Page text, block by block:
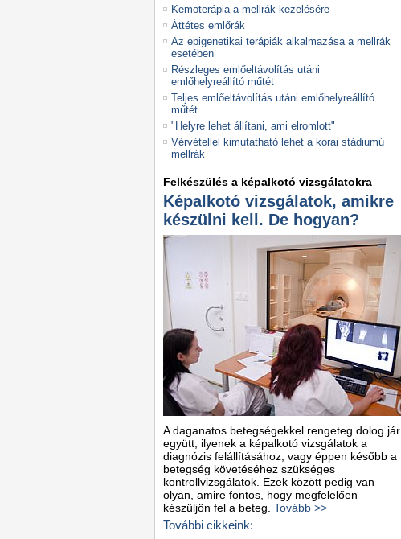
Kemoterápia a mellrák kezelésére
Áttétes emlőrák
Az epigenetikai terápiák alkalmazása a mellrák
esetében
Részleges emlőeltávolítás utáni
emlőhelyreállító műtét
Teljes emlőeltávolítás utáni emlőhelyreállító
műtét
"Helyre lehet állítani, ami elromlott"
Vérvétellel kimutatható lehet a korai stádiumú
mellrák
Felkészülés a képalkotó vizsgálatokra
Képalkotó vizsgálatok, amikre
készülni kell. De hogyan?
A daganatos betegségekkel rengeteg dolog jár
együtt, ilyenek a képalkotó vizsgálatok a
diagnózis felállításához, vagy éppen később a
betegség követéséhez szükséges
kontrollvizsgálatok. Ezek között pedig van
olyan, amire fontos, hogy megfelelően
készüljön fel a beteg. Tovább >>
További cikkeink: